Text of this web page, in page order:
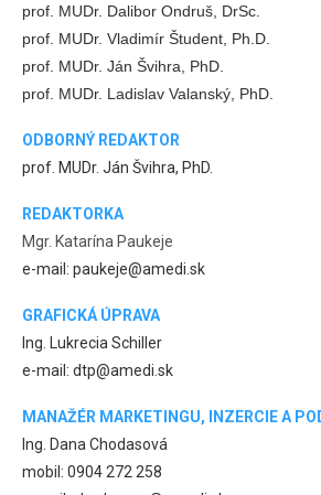
prof. MUDr. Dalibor Ondruš, DrSc.
prof. MUDr. Vladimír Študent, Ph.D.
prof. MUDr. Ján Švihra, PhD.
prof. MUDr. Ladislav Valanský, PhD.
ODBORNÝ REDAKTOR
prof. MUDr. Ján Švihra, PhD.
REDAKTORKA
Mgr. Katarína Paukeje
e-mail: paukeje@amedi.sk
GRAFICKÁ ÚPRAVA
Ing. Lukrecia Schiller
e-mail: dtp@amedi.sk
MANAŽÉR MARKETINGU, INZERCIE A
Ing. Dana Chodasová
mobil: 0904 272 258